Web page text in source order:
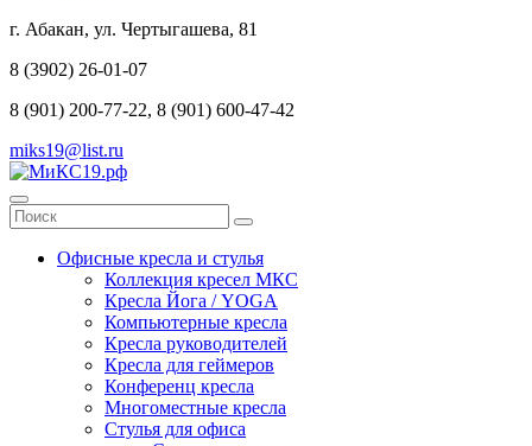
г. Абакан, ул. Чертыгашева, 81
8 (3902) 26-01-07
8 (901) 200-77-22, 8 (901) 600-47-42
miks19@list.ru
Офисные кресла и стулья
Коллекция кресел МКС
Кресла Йога / YOGA
Компьютерные кресла
Кресла руководителей
Кресла для геймеров
Конференц кресла
Многоместные кресла
Стулья для офиса